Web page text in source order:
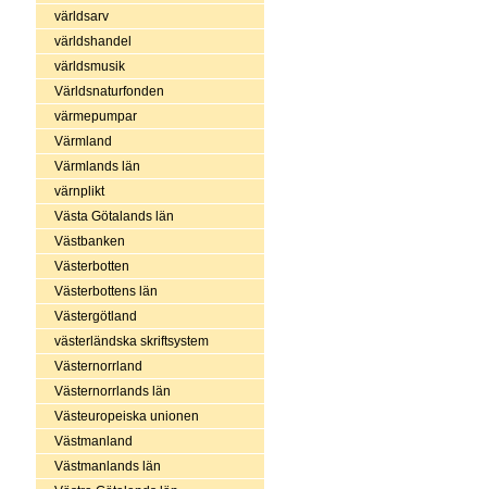
världsarv
världshandel
världsmusik
Världsnaturfonden
värmepumpar
Värmland
Värmlands län
värnplikt
Västa Götalands län
Västbanken
Västerbotten
Västerbottens län
Västergötland
västerländska skriftsystem
Västernorrland
Västernorrlands län
Västeuropeiska unionen
Västmanland
Västmanlands län